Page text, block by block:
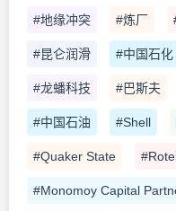
#地缘冲突 #炼厂
#昆仑润滑 #中国石化
#龙蟠科技 #巴斯夫
#中国石油 #Shell
#Quaker State
#Monomoy Capital